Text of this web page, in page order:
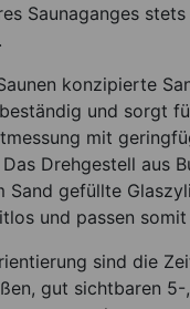
Saunaganges
konzipierte
und sorgt
mit
Drehgestell aus
Sand gefüllte
und passen somit
sind die
gut sichtbaren 5-